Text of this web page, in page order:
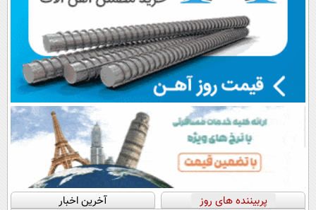
پربیننده های روز آخرین اخبار